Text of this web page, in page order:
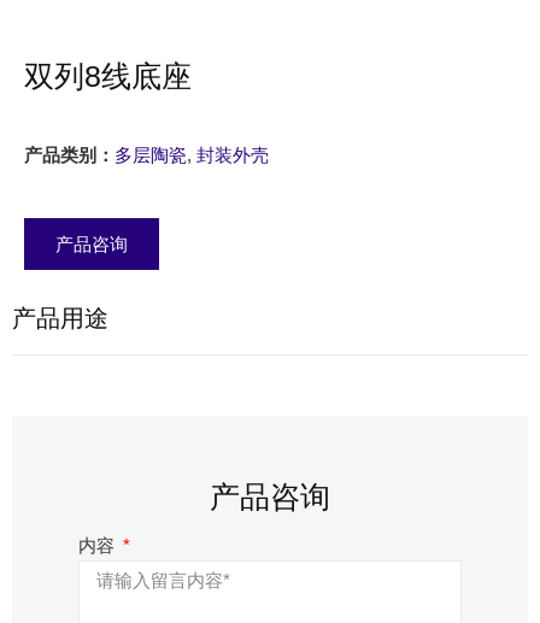
双列8线底座
产品类别： 多层陶瓷, 封装外壳
产品咨询
产品用途
产品咨询
内容